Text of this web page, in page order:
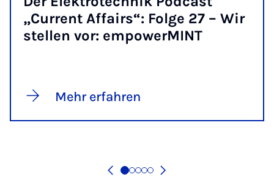
„Cur­rent Af­fairs“: Fol­ge 27 – Wir
stel­len vor: em­po­w­er­MINT
Mehr erfahren